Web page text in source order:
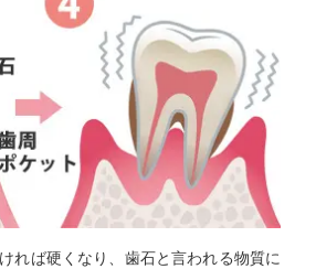
れば硬くなり、歯石と言われる物質に